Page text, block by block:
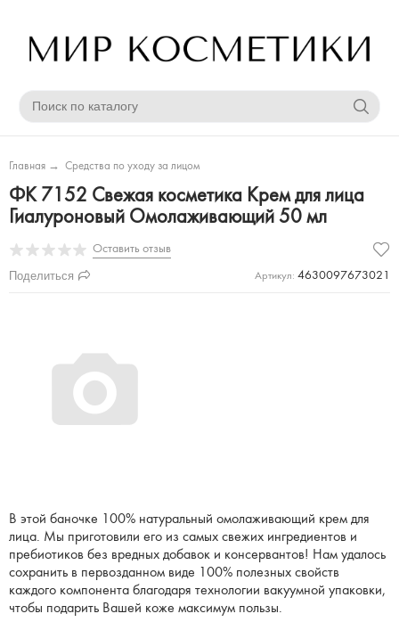
Главная → Средства по уходу за лицом
ФК 7152 Свежая косметика Крем для лица
Гиалуроновый Омолаживающий 50 мл
Оставить отзыв
Поделиться Артикул: 4630097673021
В этой баночке 100% натуральный омолаживающий крем для
лица. Мы приготовили его из самых свежих ингредиентов и
пребиотиков без вредных добавок и консервантов! Нам удалось
сохранить в первозданном виде 100% полезных свойств
каждого компонента благодаря технологии вакуумной упаковки,
чтобы подарить Вашей коже максимум пользы.